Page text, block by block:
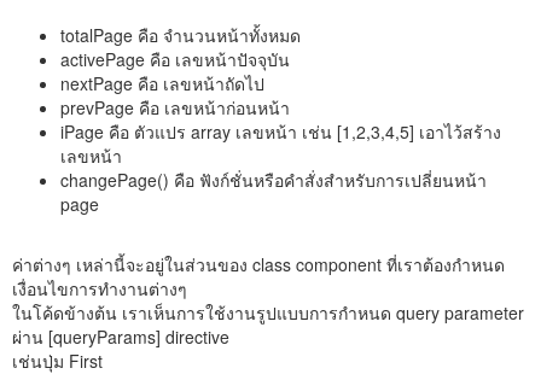
totalPage คือ จำนวนหน้าทั้งหมด
activePage คือ เลขหน้าปัจจุบัน
nextPage คือ เลขหน้าถัดไป
prevPage คือ เลขหน้าก่อนหน้า
iPage คือ ตัวแปร array เลขหน้า เช่น [1,2,3,4,5] เอาไว้สร้าง
เลขหน้า
changePage() คือ ฟังก์ชั่นหรือคำสั่งสำหรับการเปลี่ยนหน้า
page
ค่าต่างๆ เหล่านี้จะอยู่ในส่วนของ class component ที่เราต้องกำหนด
เงื่อนไขการทำงานต่างๆ
ในโค้ดข้างต้น เราเห็นการใช้งานรูปแบบการกำหนด query parameter
ผ่าน [queryParams] directive
เช่นปุ่ม First